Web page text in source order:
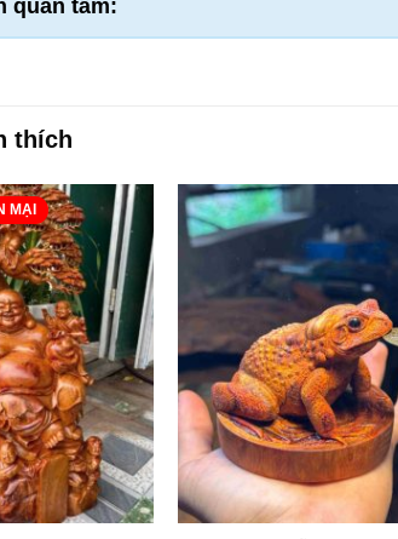
thích
MẠI